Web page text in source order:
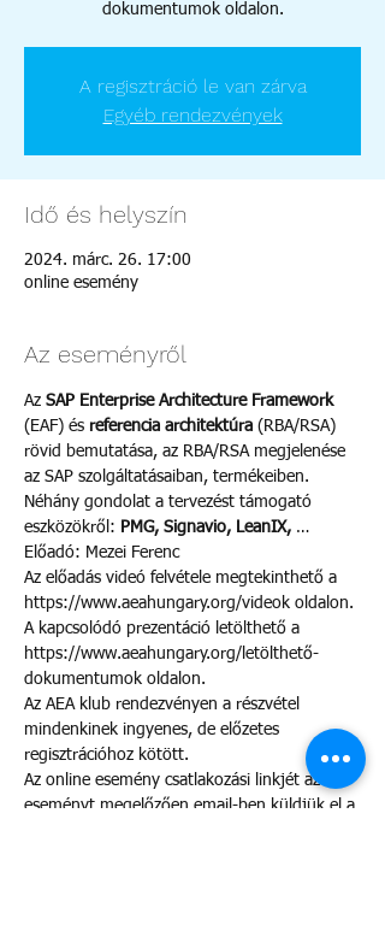
dokumentumok oldalon.
A regisztráció le van zárva
Egyéb rendezvények
Idő és helyszín
2024. márc. 26. 17:00
online esemény
Az eseményről
Az SAP Enterprise Architecture Framework
(EAF) és referencia architektúra (RBA/RSA)
rövid bemutatása, az RBA/RSA megjelenése
az SAP szolgáltatásaiban, termékeiben.
Néhány gondolat a tervezést támogató
eszközökről: PMG, Signavio, LeanIX, …
Előadó: Mezei Ferenc
Az előadás videó felvétele megtekinthető a
https://www.aeahungary.org/videok oldalon.
A kapcsolódó prezentáció letölthető a
https://www.aeahungary.org/letölthető-
dokumentumok oldalon.
Az AEA klub rendezvényen a részvétel
mindenkinek ingyenes, de előzetes
regisztrációhoz kötött.
Az online esemény csatlakozási linkjét az
eseményt megelőzően email-ben küldjük el a